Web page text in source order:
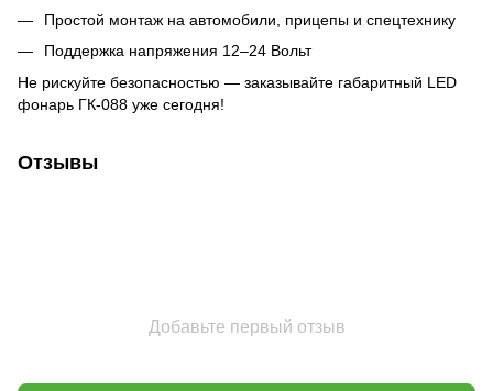
Простой монтаж на автомобили, прицепы и спецтехнику
Поддержка напряжения 12–24 Вольт
Не рискуйте безопасностью — заказывайте габаритный LED
фонарь ГК-088 уже сегодня!
Отзывы
Добавьте первый отзыв